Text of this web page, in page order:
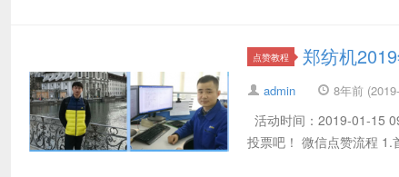
点赞教程 郑纺机
admin 8年前
活动时间：2019-01-15
投票吧！ 微信点赞流程 1.